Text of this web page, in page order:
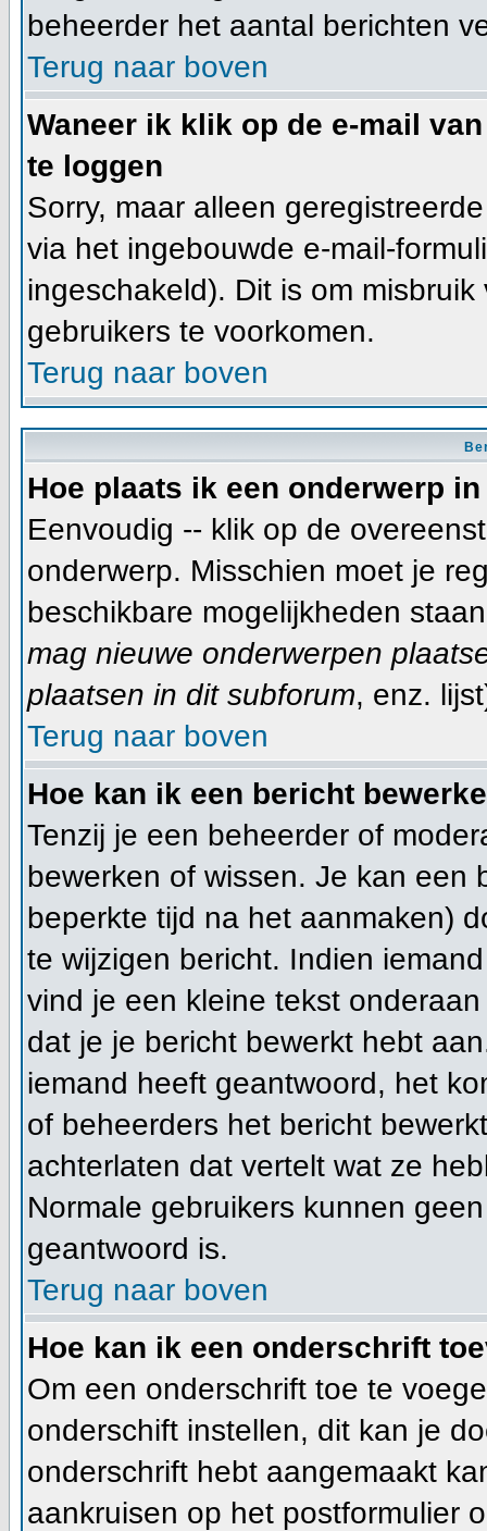
beheerder het aantal berichten
Terug naar boven
Waneer ik klik op de e-mail
te loggen
Sorry, maar alleen
via het ingebouwde e-mail-
ingeschakeld). Dit is om
gebruikers te voorkomen.
Terug naar boven
Hoe plaats ik een onderwerp
Eenvoudig -- klik op de
onderwerp. Misschien moet je
beschikbare mogelijkheden
mag nieuwe onderwerpen
plaatsen in dit subforum, enz.
Terug naar boven
Hoe kan ik een bericht
Tenzij je een beheerder of
bewerken of wissen. Je kan een
beperkte tijd na het aanmaken)
te wijzigen bericht. Indien
vind je een kleine tekst
dat je je bericht bewerkt hebt
iemand heeft geantwoord, het
of beheerders het bericht
achterlaten dat vertelt wat ze
Normale gebruikers kunnen
geantwoord is.
Terug naar boven
Hoe kan ik een onderschrift
Om een onderschrift toe te
onderschift instellen, dit kan je
onderschrift hebt aangemaakt
aankruisen op het postformulier